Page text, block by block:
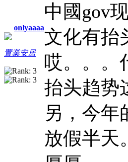
onlyaaaa
置業安居
中國gov
文化有抬
哎。。。
抬头趋势
另，今年
放假半天